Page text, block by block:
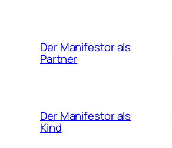
Der Manifestor als
Partner
Der Manifestor als
Kind